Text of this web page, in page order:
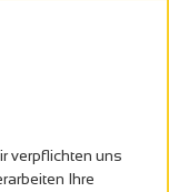
verpflichten uns
Ihre